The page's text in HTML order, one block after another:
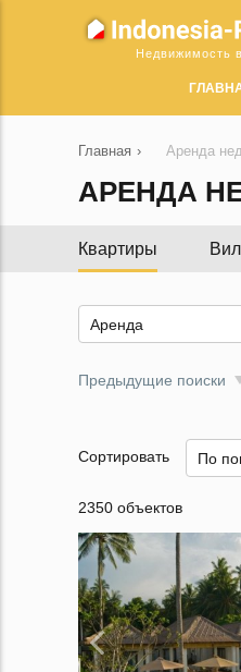
Недвижимость
Главная › Аренда
АРЕНДА
Квартиры
Аренда
Предыдущие поиски
Сортировать По
2350 объектов